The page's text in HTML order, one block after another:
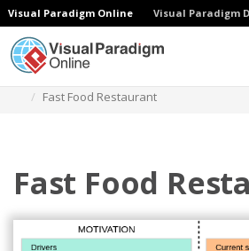
Visual Paradigm Online Visual Paradigm
Fast Food Restaurant
Fast Food